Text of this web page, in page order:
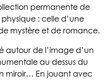
permanente de
: celle d’une
mystère et de romance.
autour de l’image d’un
au dessus du
miroir… En jouant avec